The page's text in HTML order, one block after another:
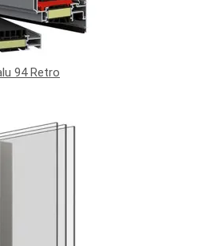
94 Retro